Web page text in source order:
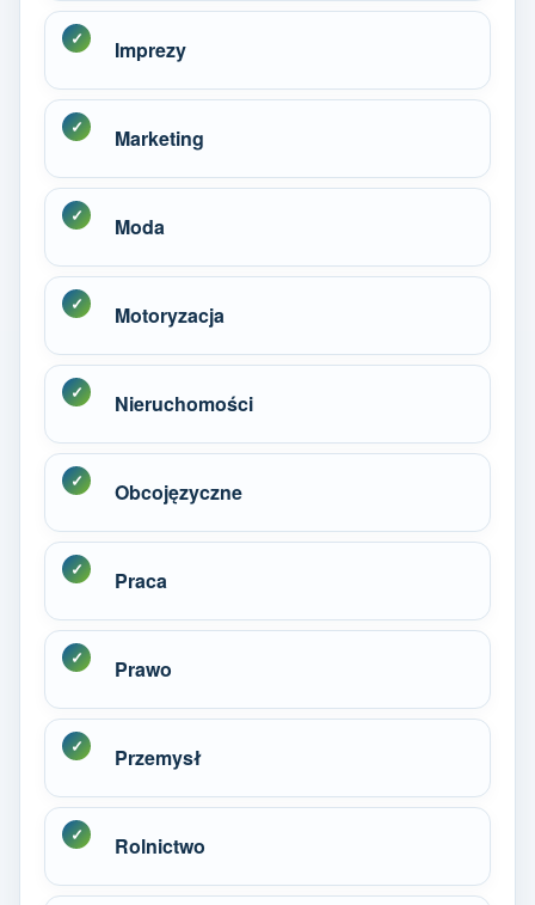
Imprezy
Marketing
Moda
Motoryzacja
Nieruchomości
Obcojęzyczne
Praca
Prawo
Przemysł
Rolnictwo